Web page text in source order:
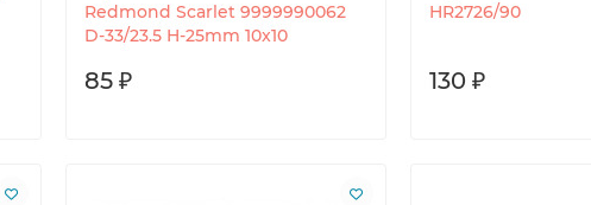
Redmond Scarlet 9999990062
D-33/23.5 H-25mm 10x10
85 ₽
HR2726/90
130 ₽